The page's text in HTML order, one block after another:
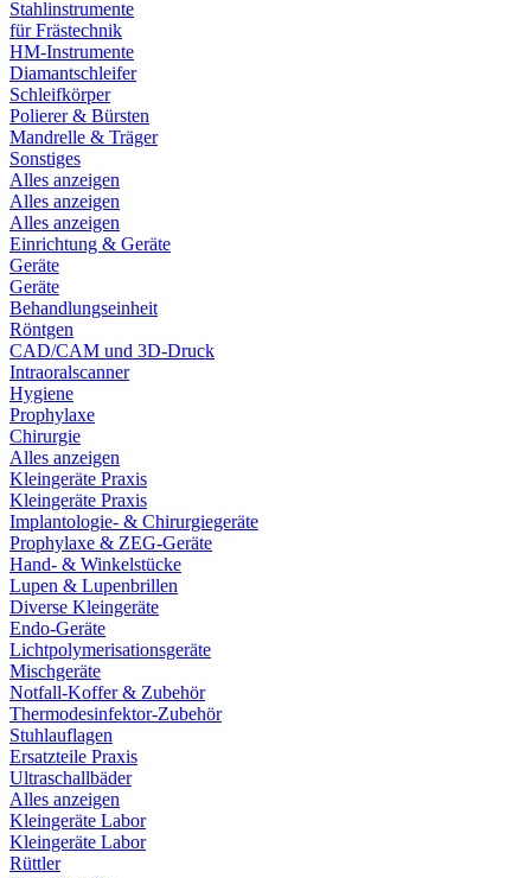
Stahlinstrumente
für Frästechnik
HM-Instrumente
Diamantschleifer
Schleifkörper
Polierer & Bürsten
Mandrelle & Träger
Sonstiges
Alles anzeigen
Alles anzeigen
Alles anzeigen
Einrichtung & Geräte
Geräte
Geräte
Behandlungseinheit
Röntgen
CAD/CAM und 3D-Druck
Intraoralscanner
Hygiene
Prophylaxe
Chirurgie
Alles anzeigen
Kleingeräte Praxis
Kleingeräte Praxis
Implantologie- & Chirurgiegeräte
Prophylaxe & ZEG-Geräte
Hand- & Winkelstücke
Lupen & Lupenbrillen
Diverse Kleingeräte
Endo-Geräte
Lichtpolymerisationsgeräte
Mischgeräte
Notfall-Koffer & Zubehör
Thermodesinfektor-Zubehör
Stuhlauflagen
Ersatzteile Praxis
Ultraschallbäder
Alles anzeigen
Kleingeräte Labor
Kleingeräte Labor
Rüttler